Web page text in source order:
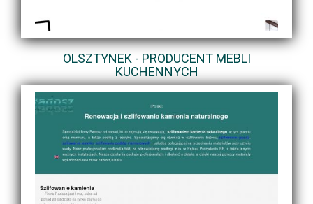
OLSZTYNEK - PRODUCENT MEBLI
KUCHENNYCH